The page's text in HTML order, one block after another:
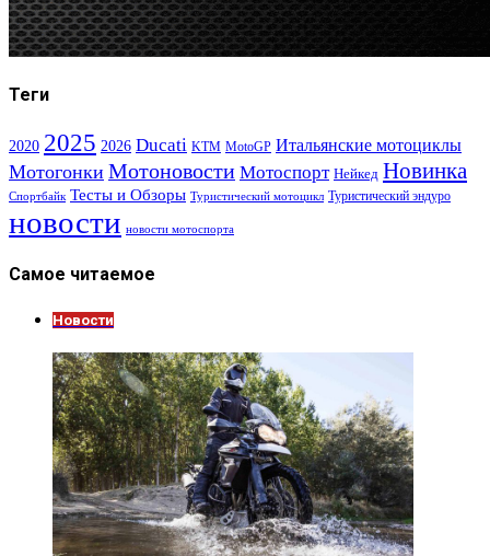
Теги
2020 2025 2026 Ducati KTM MotoGP Итальянские мотоциклы
Мотогонки Мотоновости Мотоспорт Нейкед Новинка
Спортбайк Тесты и Обзоры Туристический мотоцикл Туристический эндуро
новости новости мотоспорта
Самое читаемое
Новости